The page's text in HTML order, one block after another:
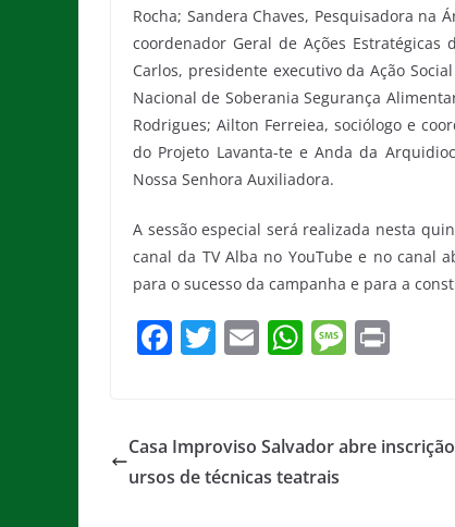
Rocha; Sandera Chaves, Pesquisadora na
coordenador Geral de Ações Estratégicas
Carlos, presidente executivo da Ação
Nacional de Soberania Segurança
Rodrigues; Ailton Ferreiea, sociólogo e
do Projeto Lavanta-te e Anda da
Nossa Senhora Auxiliadora.
A sessão especial será realizada nesta
canal da TV Alba no YouTube e no canal
para o sucesso da campanha e para a
F
e
b
T
er
E
l
W
s
A
M
a
Casa Improviso Salvador abre
ursos de técnicas teatrais